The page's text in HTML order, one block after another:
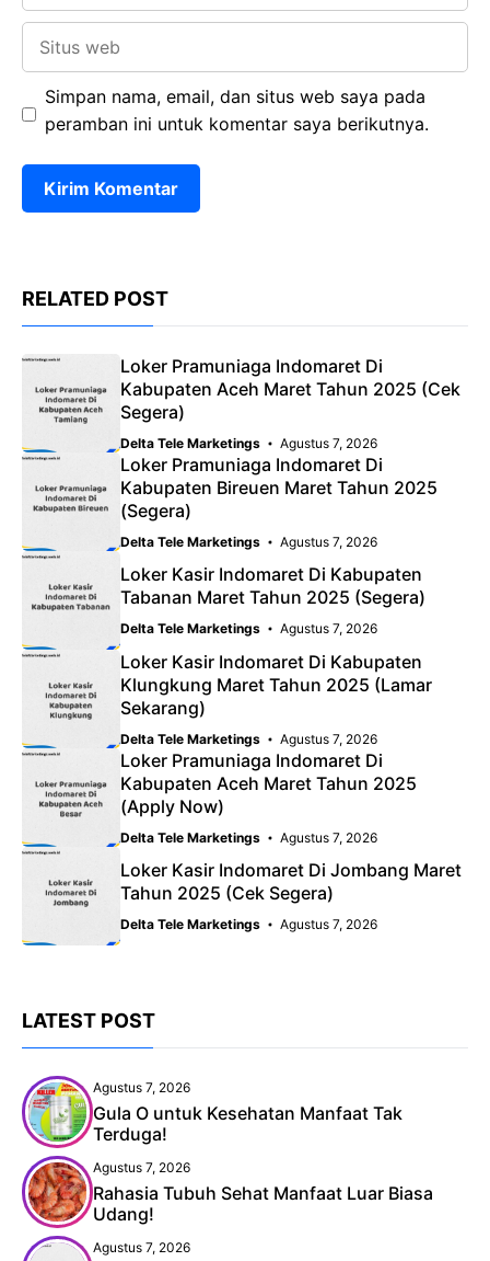
Simpan nama, email, dan situs web saya pada
peramban ini untuk komentar saya berikutnya.
RELATED POST
Loker Pramuniaga Indomaret Di
Kabupaten Aceh Maret Tahun 2025 (Cek
Segera)
Delta Tele Marketings Agustus 7, 2026
Loker Pramuniaga Indomaret Di
Kabupaten Bireuen Maret Tahun 2025
(Segera)
Delta Tele Marketings Agustus 7, 2026
Loker Kasir Indomaret Di Kabupaten
Tabanan Maret Tahun 2025 (Segera)
Delta Tele Marketings Agustus 7, 2026
Loker Kasir Indomaret Di Kabupaten
Klungkung Maret Tahun 2025 (Lamar
Sekarang)
Delta Tele Marketings Agustus 7, 2026
Loker Pramuniaga Indomaret Di
Kabupaten Aceh Maret Tahun 2025
(Apply Now)
Delta Tele Marketings Agustus 7, 2026
Loker Kasir Indomaret Di Jombang Maret
Tahun 2025 (Cek Segera)
Delta Tele Marketings Agustus 7, 2026
LATEST POST
Agustus 7, 2026
Gula O untuk Kesehatan Manfaat Tak
Terduga!
Agustus 7, 2026
Rahasia Tubuh Sehat Manfaat Luar Biasa
Udang!
Agustus 7, 2026